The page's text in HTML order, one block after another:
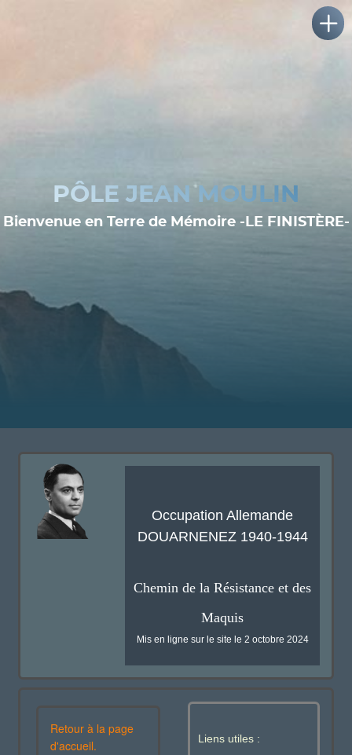
PÔLE JEAN MOULIN
Bienvenue en Terre de Mémoire -LE FINISTÈRE-
Occupation Allemande
DOUARNENEZ 1940-1944
Chemin de la Résistance et des
Maquis
Mis en ligne sur le site le 2 octobre 2024
Retour à la page
d'accueil.
Liens utiles :